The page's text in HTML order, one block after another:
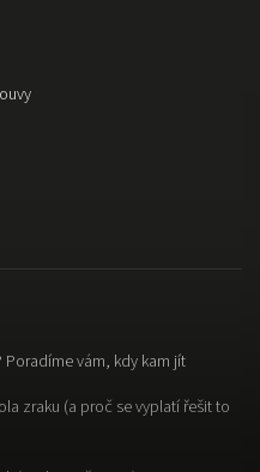
vám, kdy kam jít
zraku (a proč se vyplatí řešit to